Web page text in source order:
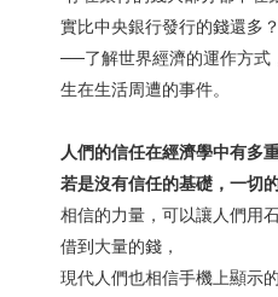
實比中央銀行發行的錢還多？
──了解世界經濟的運作方式
生在生活周遭的事件。
人們的信任在經濟學中有多
若是沒有信任的基礎，一切
相信的力量，可以讓人們用
借到大量的錢，
現代人們也相信手機上顯示